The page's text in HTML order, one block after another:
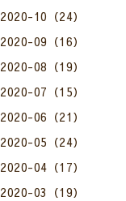
2020-10（24）
2020-09（16）
2020-08（19）
2020-07（15）
2020-06（21）
2020-05（24）
2020-04（17）
2020-03（19）